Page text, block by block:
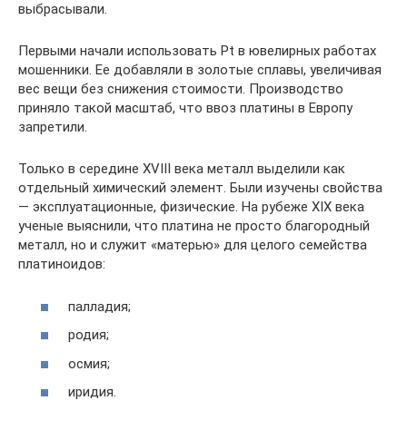
выбрасывали.
Первыми начали использовать Pt в ювелирных работах
мошенники. Ее добавляли в золотые сплавы, увеличивая
вес вещи без снижения стоимости. Производство
приняло такой масштаб, что ввоз платины в Европу
запретили.
Только в середине XVIII века металл выделили как
отдельный химический элемент. Были изучены свойства
— эксплуатационные, физические. На рубеже XIX века
ученые выяснили, что платина не просто благородный
металл, но и служит «матерью» для целого семейства
платиноидов:
палладия;
родия;
осмия;
иридия.